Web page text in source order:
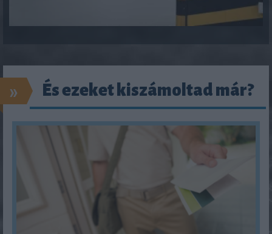
» És ezeket kiszámoltad már?